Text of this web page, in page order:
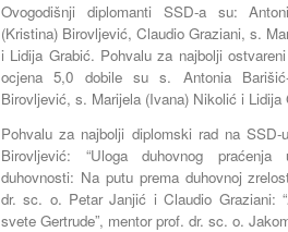
Ovogodišnji diplomanti SSD-a su:
(Kristina) Birovljević, Claudio Graziani, s.
i Lidija Grabić. Pohvalu za najbolji
ocjena 5,0 dobile su s. Antonia
Birovljević, s. Marijela (Ivana) Nikolić i Lidija
Pohvalu za najbolji diplomski rad na
Birovljević: “Uloga duhovnog
duhovnosti: Na putu prema duhovnoj
dr. sc. o. Petar Janjić i Claudio Graziani: “
svete Gertrude”, mentor prof. dr. sc. o.